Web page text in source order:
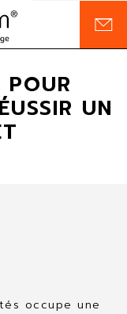
C
o
a
c
UN
occupe une